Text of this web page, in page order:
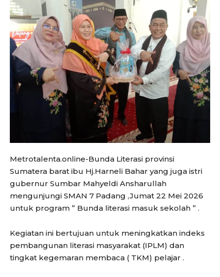
Metrotalenta.online-Bunda Literasi provinsi
Sumatera barat ibu Hj.Harneli Bahar yang juga istri
gubernur Sumbar Mahyeldi Ansharullah
mengunjungi SMAN 7 Padang ,Jumat 22 Mei 2026
untuk program ” Bunda literasi masuk sekolah ” .
Kegiatan ini bertujuan untuk meningkatkan indeks
pembangunan literasi masyarakat (IPLM) dan
tingkat kegemaran membaca ( TKM) pelajar .